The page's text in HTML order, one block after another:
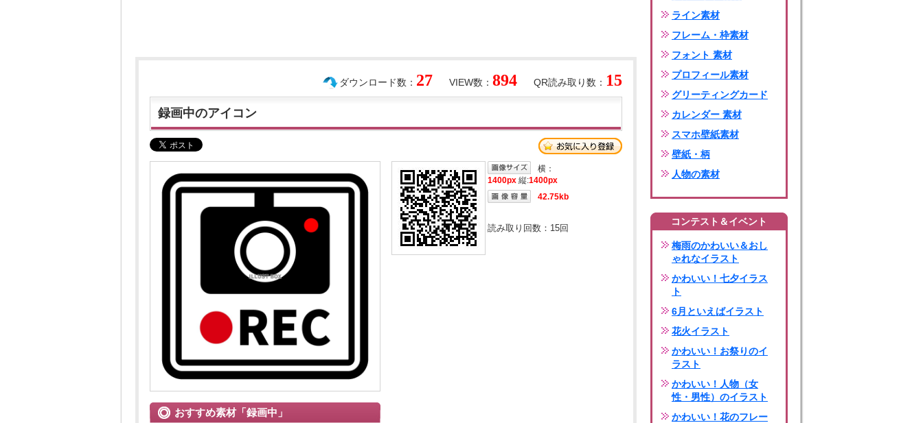
QR読み取り数： 15
VIEW数： 894
ダウンロード数： 27
録画中のアイコン
おすすめ素材「録画中」
横：
1400px 縦:1400px
42.75kb
読み取り回数： 15回
ライン素材
フレーム・枠素材
フォント 素材
プロフィール素材
グリーティングカード
カレンダー 素材
スマホ壁紙素材
壁紙・柄
人物の素材
コンテスト＆イベント
梅雨のかわいい＆おし
ゃれなイラスト
かわいい！七夕イラス
ト
6月といえばイラスト
花火イラスト
かわいい！お祭りのイ
ラスト
かわいい！人物（女
性・男性）のイラスト
かわいい！花のフレー